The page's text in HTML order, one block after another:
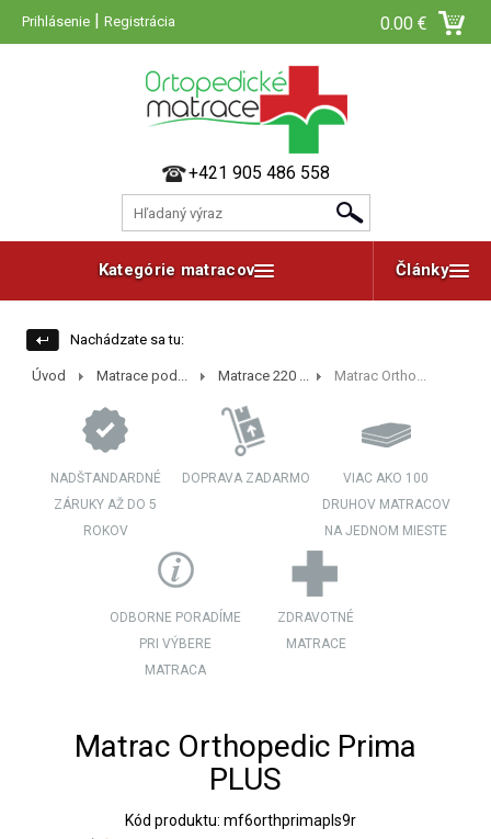
Prihlásenie | Registrácia 0.00 €
+421 905 486 558
Články
Kategórie matracov
Nachádzate sa tu:
Úvod Matrace pod... Matrace 220 ... Matrac Ortho...
NADŠTANDARDNÉ
ZÁRUKY AŽ DO 5
ROKOV
DOPRAVA ZADARMO
VIAC AKO 100
DRUHOV MATRACOV
NA JEDNOM MIESTE
ODBORNE PORADÍME
PRI VÝBERE
MATRACA
ZDRAVOTNÉ
MATRACE
Matrac Orthopedic Prima
PLUS
Kód produktu: mf6orthprimapls9r